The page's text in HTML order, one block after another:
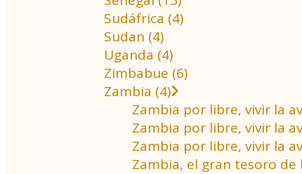
Sudáfrica (4)
Sudan (4)
Uganda (4)
Zimbabue (6)
Zambia (4)
Zambia por libre, vivir la
Zambia por libre, vivir la
Zambia por libre, vivir la
Zambia, el gran tesoro de